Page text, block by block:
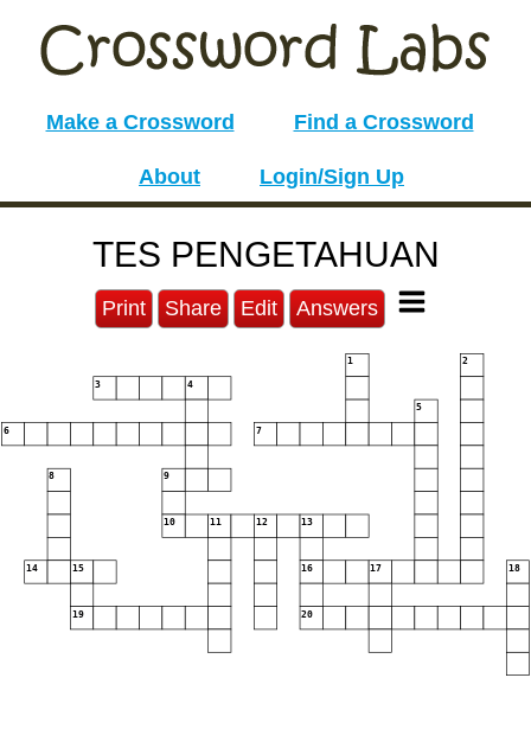
Make a Crossword Find a Crossword
About Login/Sign Up
TES PENGETAHUAN
Print Share Edit Answers
1 2
3 4
5
6 7
8 9
10 11 12 13
14 15 16 17 18
19 20